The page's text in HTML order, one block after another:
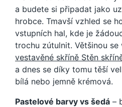
a budete si připadat jako
hrobce. Tmavší vzhled se
vstupních hal, kde je
trochu zútulnit. Většinou se
vestavěné skříně Stěn
a dnes se díky tomu těší
bílá nebo jemně krémová.
Pastelové barvy vs šedá –